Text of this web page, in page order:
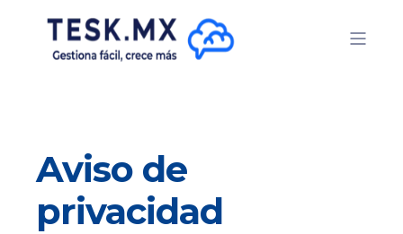
Aviso de
privacidad